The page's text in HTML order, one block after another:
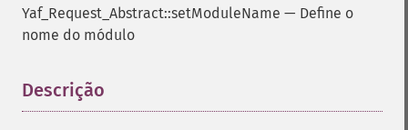
Yaf_Request_Abstract::setModuleName — Define o
nome do módulo
Descrição